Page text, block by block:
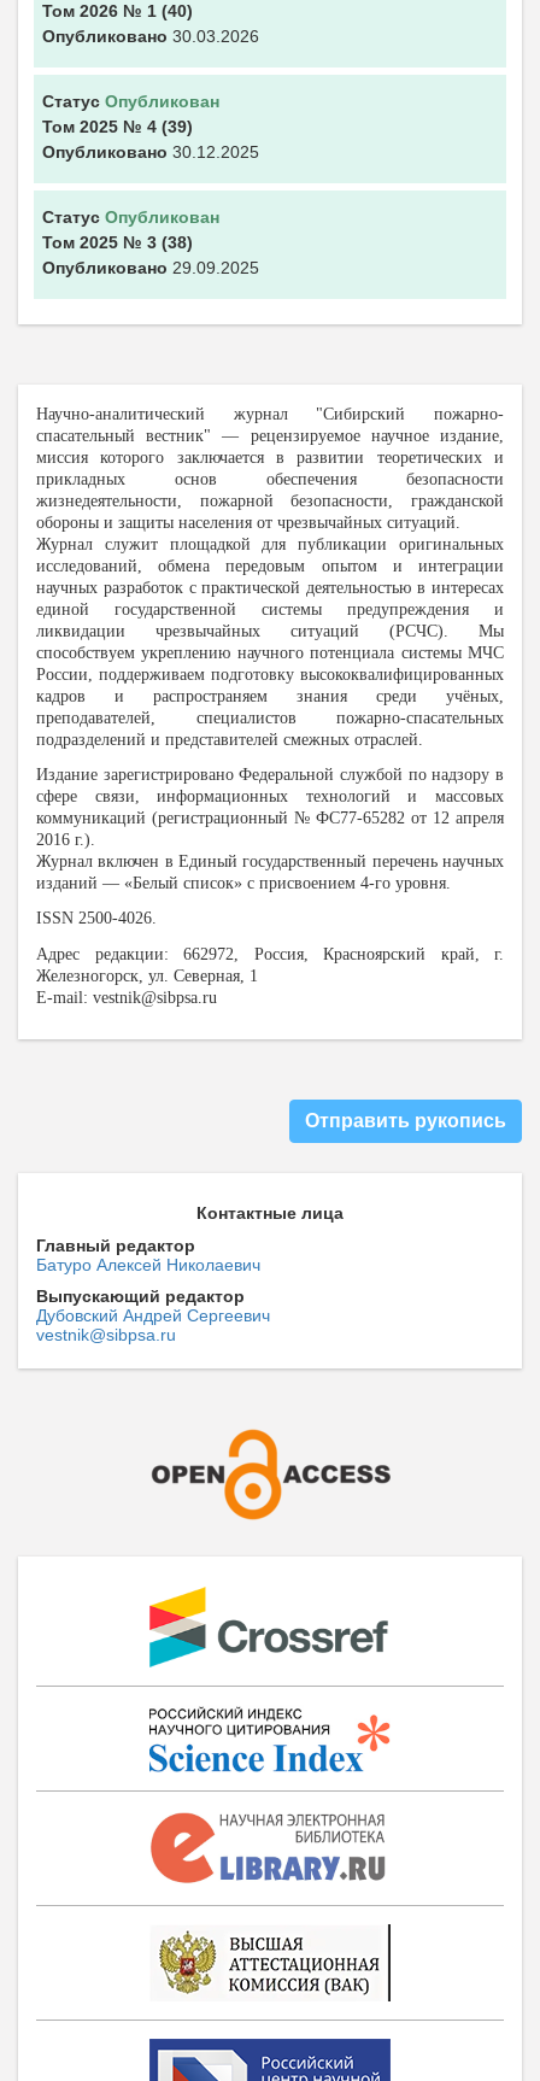
Том 2026 № 1 (40)
Опубликовано 30.03.2026
Статус Опубликован
Том 2025 № 4 (39)
Опубликовано 30.12.2025
Статус Опубликован
Том 2025 № 3 (38)
Опубликовано 29.09.2025
Научно-аналитический журнал "Сибирский пожарно-
спасательный вестник" — рецензируемое научное издание,
миссия которого заключается в развитии теоретических и
прикладных основ обеспечения безопасности
жизнедеятельности, пожарной безопасности, гражданской
обороны и защиты населения от чрезвычайных ситуаций.
Журнал служит площадкой для публикации оригинальных
исследований, обмена передовым опытом и интеграции
научных разработок с практической деятельностью в интересах
единой государственной системы предупреждения и
ликвидации чрезвычайных ситуаций (РСЧС). Мы
способствуем укреплению научного потенциала системы МЧС
России, поддерживаем подготовку высококвалифицированных
кадров и распространяем знания среди учёных,
преподавателей, специалистов пожарно-спасательных
подразделений и представителей смежных отраслей.
Издание зарегистрировано Федеральной службой по надзору в
сфере связи, информационных технологий и массовых
коммуникаций (регистрационный № ФС77-65282 от 12 апреля
2016 г.).
Журнал включен в Единый государственный перечень научных
изданий — «Белый список» с присвоением 4-го уровня.
ISSN 2500-4026.
Адрес редакции: 662972, Россия, Красноярский край, г.
Железногорск, ул. Северная, 1
E-mail: vestnik@sibpsa.ru
Отправить рукопись
Контактные лица
Главный редактор
Батуро Алексей Николаевич
Выпускающий редактор
Дубовский Андрей Сергеевич
vestnik@sibpsa.ru